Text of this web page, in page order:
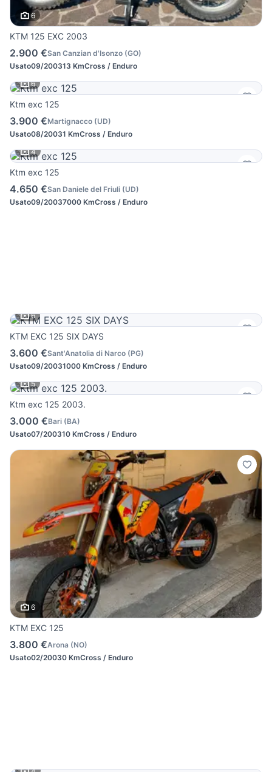
6
KTM 125 EXC 2003
2.900 €San Canzian d'Isonzo (GO)
Usato09/200313 KmCross / Enduro
6
Ktm exc 125
3.900 €Martignacco (UD)
Usato08/20031 KmCross / Enduro
4
Ktm exc 125
4.650 €San Daniele del Friuli (UD)
Usato09/20037000 KmCross / Enduro
6
KTM EXC 125 SIX DAYS
3.600 €Sant'Anatolia di Narco (PG)
Usato09/20031000 KmCross / Enduro
5
Ktm exc 125 2003.
3.000 €Bari (BA)
Usato07/200310 KmCross / Enduro
6
KTM EXC 125
3.800 €Arona (NO)
Usato02/20030 KmCross / Enduro